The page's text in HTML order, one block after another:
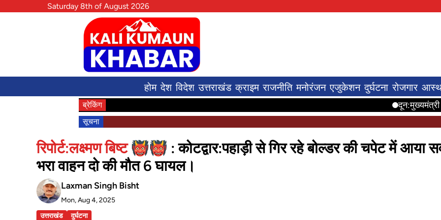
Saturday 8th of August 2026
होम देश विदेश उत्तराखंड क्राइम राजनीति मनोरंजन एजुकेशन दुर्घटना रोजगार
ब्रेकिंग दून:मुख्यमंत्री ने तीलू
सूचना
रिपोर्ट:लक्ष्मण बिष्ट 👹👹 : कोटद्वार:पहाड़ी से गिर रहे बोल्डर की चपेट में आया
भरा वाहन दो की मौत 6 घायल।
Laxman Singh Bisht
Mon, Aug 4, 2025
उत्तराखंड
दुर्घटना